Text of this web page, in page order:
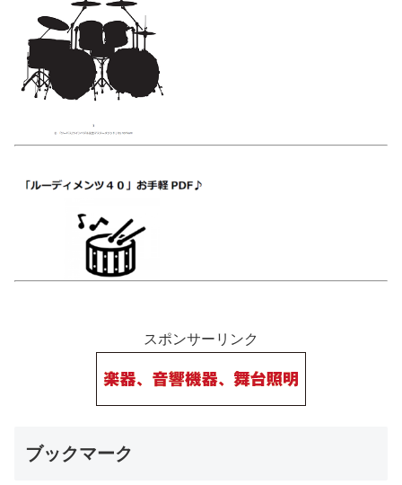
スポンサーリンク
ブックマーク